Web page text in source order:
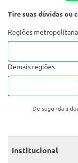
Tire suas dúvidas ou
Regiões
Demais regiões
De segunda a
Institucional